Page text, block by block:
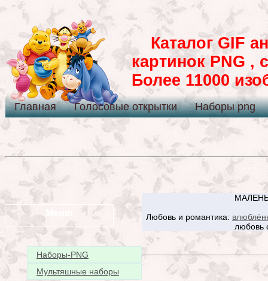
Каталог GIF
картинок PNG ,
Более 11000
Главная Голосовые открытки Наборы png
Наборы-PNG
Мультяшные наборы
Любовь и романтика:
любовь